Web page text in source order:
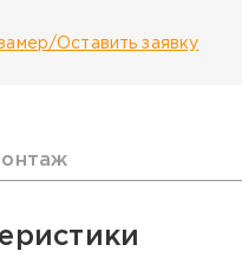
Оставить заявку
о